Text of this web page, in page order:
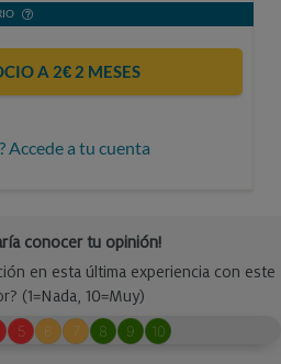
A 2€ 2 MESES
Accede a tu cuenta